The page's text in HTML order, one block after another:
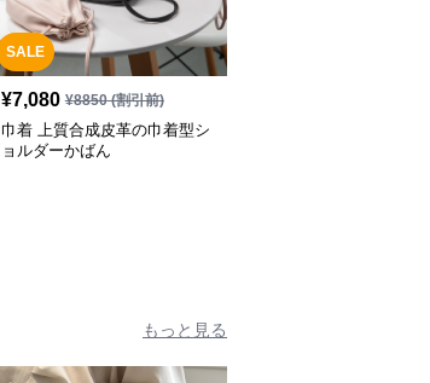
SALE
¥7,080 ¥8850(割引前)
巾着 上質合成皮革の巾着型シ
ョルダーかばん
もっと見る